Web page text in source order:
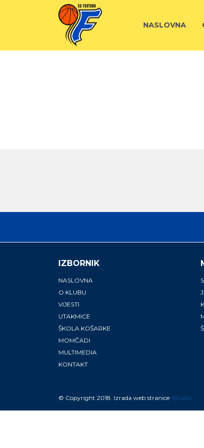
NASLOVNA
IZBORNIK
NASLOVNA
O KLUBU
VIJESTI
UTAKMICE
ŠKOLA KOŠARKE
MOMČADI
MULTIMEDIA
KONTAKT
© Copyright 2018. Izrada web stranice ilstudio